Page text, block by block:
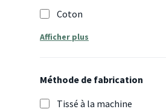
Coton
Afficher plus
Méthode de fabrication
Tissé à la machine